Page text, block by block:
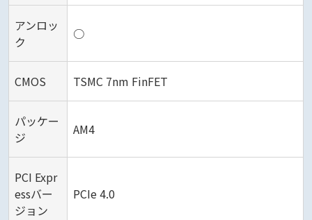
アンロッ
ク
○
CMOS TSMC 7nm FinFET
パッケー
ジ
AM4
PCI Expr
essバー
ジョン
PCIe 4.0